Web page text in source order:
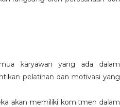
karyawan yang ada dalam
pelatihan dan motivasi yang
akan memiliki komitmen dalam